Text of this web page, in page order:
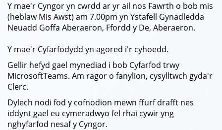
Y mae'r Cyngor yn cwrdd ar yr ail nos Fawrth o bob mis
(heblaw Mis Awst) am 7.00pm yn Ystafell Gynadledda
Neuadd Goffa Aberaeron, Ffordd y De, Aberaeron.
Y mae'r Cyfarfodydd yn agored i'r cyhoedd.
Gellir hefyd gael mynediad i bob Cyfarfod trwy
MicrosoftTeams. Am ragor o fanylion, cysylltwch gyda'r
Clerc.
Dylech nodi fod y cofnodion mewn ffurf drafft nes
iddynt gael eu cymeradwyo fel rhai cywir yng
nghyfarfod nesaf y Cyngor.